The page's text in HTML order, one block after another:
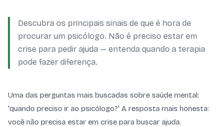
Descubra os principais sinais de que é hora de
procurar um psicólogo. Não é preciso estar em
crise para pedir ajuda — entenda quando a terapia
pode fazer diferença.
Uma das perguntas mais buscadas sobre saúde mental:
'quando preciso ir ao psicólogo?' A resposta mais honesta:
você não precisa estar em crise para buscar ajuda.